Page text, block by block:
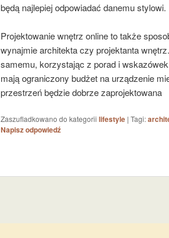
będą najlepiej odpowiadać danemu stylowi.
Projektowanie wnętrz online to także
wynajmie architekta czy projektanta
samemu, korzystając z porad i
mają ograniczony budżet na urządzenie
przestrzeń będzie dobrze zaprojektowana
Zaszufladkowano do kategorii lifestyle | Tagi:
Napisz odpowiedź